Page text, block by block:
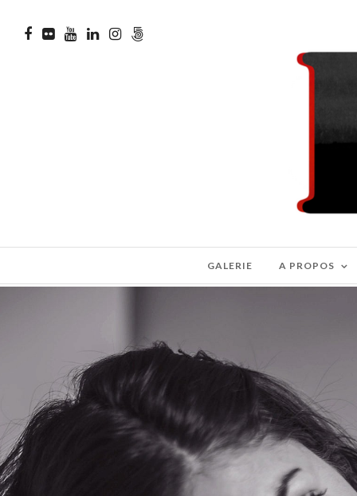
GALERIE A PROPOS